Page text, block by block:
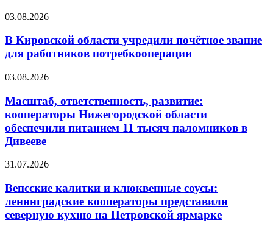
03.08.2026
В Кировской области учредили почётное звание
для работников потребкооперации
03.08.2026
Масштаб, ответственность, развитие:
кооператоры Нижегородской области
обеспечили питанием 11 тысяч паломников в
Дивееве
31.07.2026
Вепсские калитки и клюквенные соусы:
ленинградские кооператоры представили
северную кухню на Петровской ярмарке